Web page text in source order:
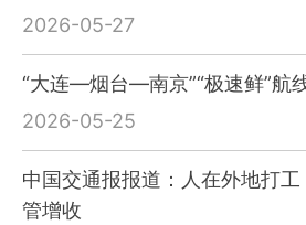
2026-05-27
“大连—烟台—南京”“极速鲜”航
2026-05-25
中国交通报报道：人在外地打
管增收